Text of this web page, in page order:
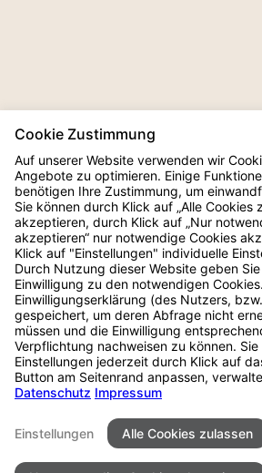
MENÜ
Home
Über mich
Herzenssache
Reportagen
LGBTQIA+
Styled Shootings
Rezensionen
Kontakt
FAQ
RECHTLICHES
Cookie Zustimmung
Auf unserer Website verwenden wir
Angebote zu optimieren. Einige
benötigen Ihre Zustimmung, um
Sie können durch Klick auf „Alle Cookies
akzeptieren, durch Klick auf „Nur
akzeptieren“ nur notwendige Cookies
Klick auf "Einstellungen" individuelle
Durch Nutzung dieser Website geben
Einwilligung zu den notwendigen
Einwilligungserklärung (des Nutzers,
gespeichert, um deren Abfrage nicht
müssen und die Einwilligung
Verpflichtung nachweisen zu können.
Einstellungen jederzeit durch Klick auf
Button am Seitenrand anpassen,
Datenschutz Impressum
Einstellungen Alle Cookies zulassen